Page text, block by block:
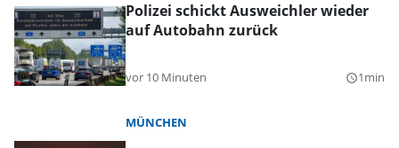
Polizei schickt Ausweichler wieder
auf Autobahn zurück
vor 10 Minuten query_builder1min
MÜNCHEN